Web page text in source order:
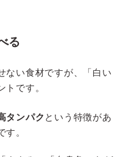
る
ない食材ですが、「白い
トです。
タンパク という特徴があ
。